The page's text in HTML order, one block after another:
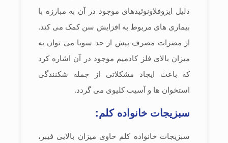
دلیل ایزوفلاونوئیدهای موجود در آن به مبارزه با
بیماری های مربوط به افزایش سن کمک می کند.
از مضرات مصرف بیش از حد سویا می توان به
میزان بالای فلز کادمیم موجود در آن اشاره کرد
که باعث ایجاد مشکلاتی از جمله شکنندگی
استخوان ها و آسیب کلیوی می گردد.
سبزیجات خانواده کلم:
سبزیجات خانواده کلم حاوی میزان بالایی فیبر،